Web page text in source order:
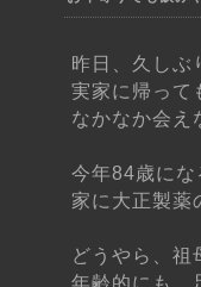
昨日、久しぶ
実家に帰って
なかなか会え
今年84歳に
家に大正製薬
どうやら、祖
年齢的にも、